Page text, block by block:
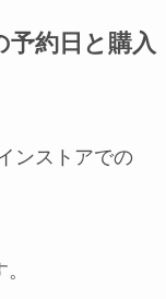
予約日と購入
ンストアでの